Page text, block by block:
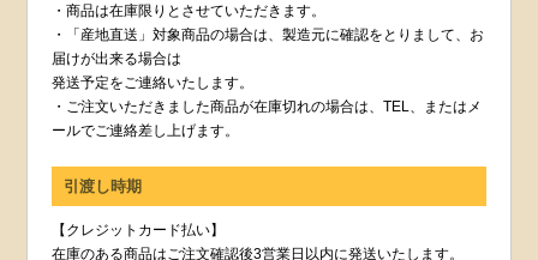
・商品は在庫限りとさせていただきます。
・「産地直送」対象商品の場合は、製造元に確認をとりまして、お
届けが出来る場合は
発送予定をご連絡いたします。
・ご注文いただきました商品が在庫切れの場合は、TEL、またはメ
ールでご連絡差し上げます。
引渡し時期
【クレジットカード払い】
在庫のある商品はご注文確認後3営業日以内に発送いたします。